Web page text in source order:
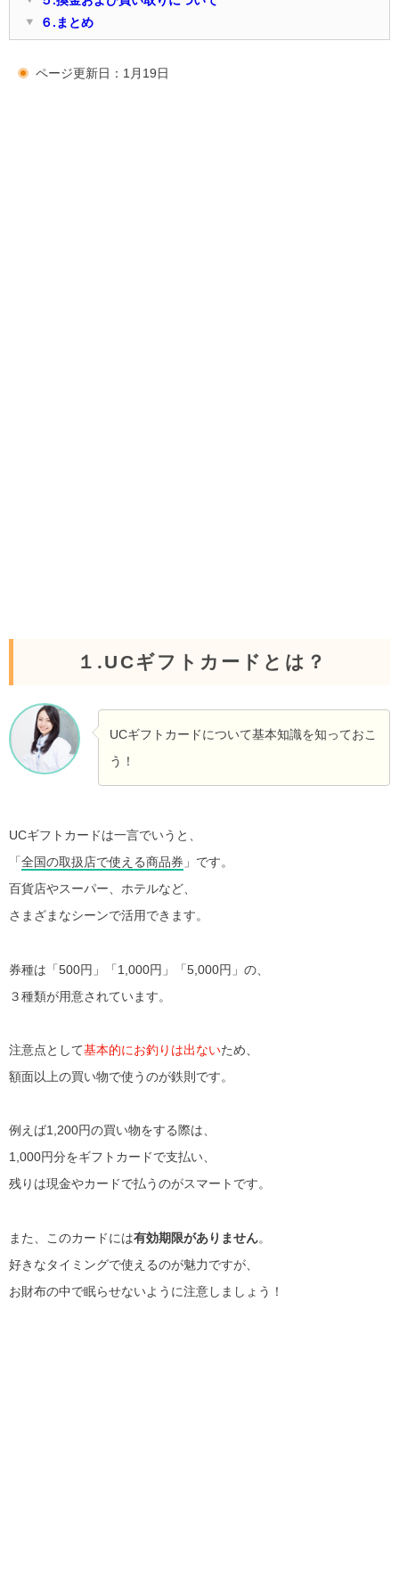
６.まとめ
ページ更新日：1月19日
１.UCギフトカードとは？
UCギフトカードについて基本知識を知っておこ
う！
UCギフトカードは一言でいうと、
「全国の取扱店で使える商品券 」です。
百貨店やスーパー、ホテルなど、
さまざまなシーンで活用できます。
券種は「500円」「1,000円」「5,000円」の、
３種類が用意されています。
注意点として基本的にお釣りは出ないため、
額面以上の買い物で使うのが鉄則です。
例えば1,200円の買い物をする際は、
1,000円分をギフトカードで支払い、
残りは現金やカードで払うのがスマートです。
また、このカードには有効期限がありません。
好きなタイミングで使えるのが魅力ですが、
お財布の中で眠らせないように注意しましょう！